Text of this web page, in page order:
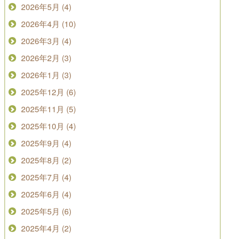
2026年5月 (4)
2026年4月 (10)
2026年3月 (4)
2026年2月 (3)
2026年1月 (3)
2025年12月 (6)
2025年11月 (5)
2025年10月 (4)
2025年9月 (4)
2025年8月 (2)
2025年7月 (4)
2025年6月 (4)
2025年5月 (6)
2025年4月 (2)